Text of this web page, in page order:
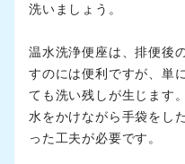
洗いましょう。
温水洗浄便座は、排便後
すのには便利ですが、単
ても洗い残しが生じます
水をかけながら手袋をし
った工夫が必要です。